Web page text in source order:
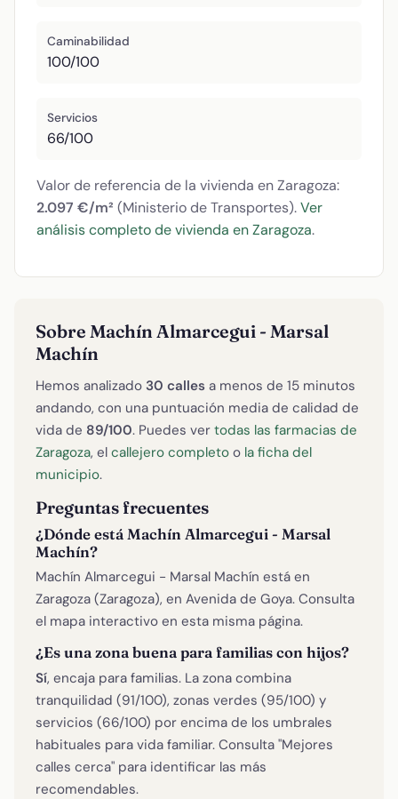
Caminabilidad
100/100
Servicios
66/100
Valor de referencia de la vivienda en Zaragoza:
2.097 €/m² (Ministerio de Transportes).Ver
análisis completo de vivienda en Zaragoza.
Sobre Machín Almarcegui - Marsal
Machín
Hemos analizado 30 calles a menos de 15 minutos
andando, con una puntuación media de calidad de
vida de 89/100. Puedes ver todas las farmacias de
Zaragoza, el callejero completo o la ficha del
municipio.
Preguntas frecuentes
¿Dónde está Machín Almarcegui - Marsal
Machín?
Machín Almarcegui - Marsal Machín está en
Zaragoza (Zaragoza), en Avenida de Goya. Consulta
el mapa interactivo en esta misma página.
¿Es una zona buena para familias con hijos?
Sí, encaja para familias. La zona combina
tranquilidad (91/100), zonas verdes (95/100) y
servicios (66/100) por encima de los umbrales
habituales para vida familiar. Consulta "Mejores
calles cerca" para identificar las más
recomendables.